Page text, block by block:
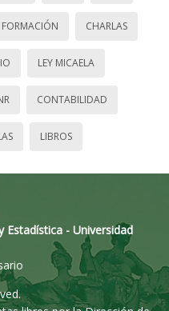
FORMACIÓN CHARLAS
LEY MICAELA
CONTABILIDAD
LIBROS
Estadística - Universidad